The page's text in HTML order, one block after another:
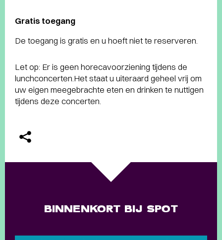
Gratis toegang
De toegang is gratis en u hoeft niet te reserveren.
Let op: Er is geen horecavoorziening tijdens de
lunchconcerten.Het staat u uiteraard geheel vrij om
uw eigen meegebrachte eten en drinken te nuttigen
tijdens deze concerten.
BINNENKORT BIJ SPOT